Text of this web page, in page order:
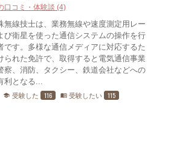
口コミ・体験談 (4)
無線技士は、業務無線や速度測定用レー
び衛星を使った通信システムの操作を行
です。多様な通信メディアに対応するた
られた免許で、取得すると電気通信事業
察、消防、タクシー、鉄道会社などへの
利となる...
school 受験した 116 menu_book 受験したい 115